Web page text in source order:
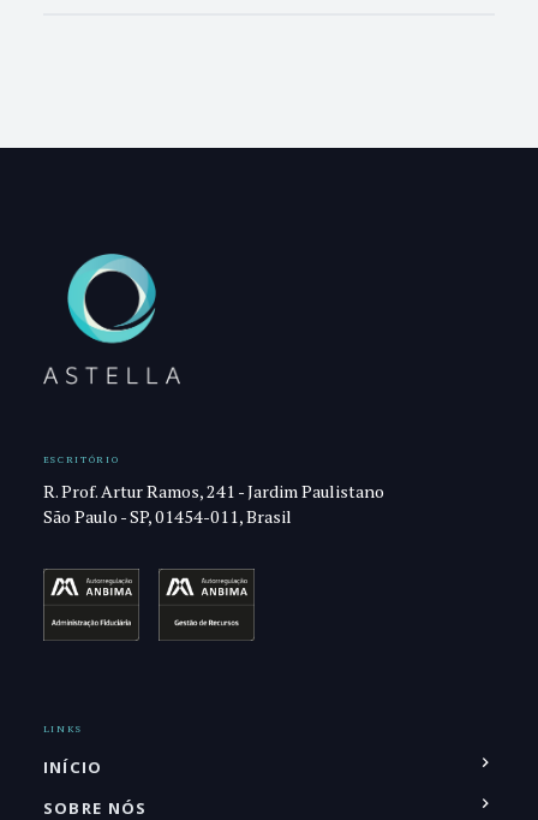
ESCRITÓRIO
R. Prof. Artur Ramos, 241 - Jardim Paulistano
São Paulo - SP, 01454-011, Brasil
LINKS
INÍCIO
SOBRE NÓS